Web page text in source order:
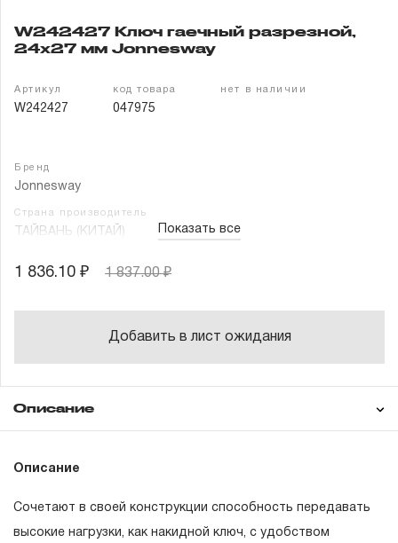
Контакты
W242427 Ключ гаечный разрезной,
24х27 мм Jonnesway
Артикул
W242427
код товара
047975
нет в наличии
Бренд
Jonnesway
Страна производитель
ТАЙВАНЬ (КИТАЙ) Показать все
1 836.10 ₽ 1 837.00 ₽
Добавить в лист ожидания
Описание
Описание
Сочетают в своей конструкции способность передавать
высокие нагрузки, как накидной ключ, с удобством